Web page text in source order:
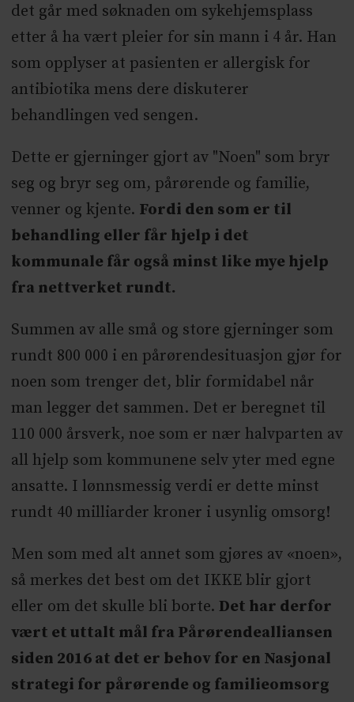
det går med søknaden om sykehjemsplass
etter å ha vært pleier for sin mann i 4 år. Han
som opplyser at pasienten er allergisk for
antibiotika mens dere diskuterer
behandlingen ved sengen.
Dette er gjerninger gjort av "Noen" som bryr
seg og bryr seg om, pårørende og familie,
venner og kjente. Fordi den som er til
behandling eller får hjelp i det
kommunale får også minst like mye hjelp
fra nettverket rundt.
Summen av alle små og store gjerninger som
rundt 800 000 i en pårørendesituasjon gjør for
noen som trenger det, blir formidabel når
man legger det sammen. Det er beregnet til
110 000 årsverk, noe som er nær halvparten av
all hjelp som kommunene selv yter med egne
ansatte. I lønnsmessig verdi er dette minst
rundt 40 milliarder kroner i usynlig omsorg!
Men som med alt annet som gjøres av «noen»,
så merkes det best om det IKKE blir gjort
eller om det skulle bli borte. Det har derfor
vært et uttalt mål fra Pårørendealliansen
siden 2016 at det er behov for en Nasjonal
strategi for pårørende og familieomsorg